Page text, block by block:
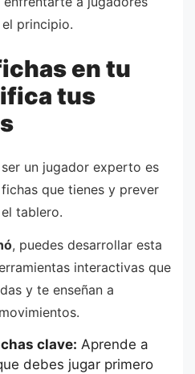
principio.
en tu
tus
un jugador experto es
que tienes y prever
tablero.
, puedes desarrollar esta
interactivas que
y te enseñan a
clave: Aprende a
debes jugar primero